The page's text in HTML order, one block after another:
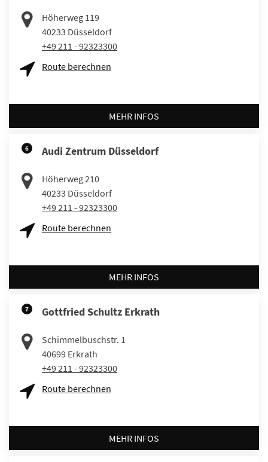
Höherweg 119
40233 Düsseldorf
+49 211 - 92323300
Route berechnen
MEHR INFOS
6 Audi Zentrum Düsseldorf
Höherweg 210
40233 Düsseldorf
+49 211 - 92323300
Route berechnen
MEHR INFOS
7 Gottfried Schultz Erkrath
Schimmelbuschstr. 1
40699 Erkrath
+49 211 - 92323300
Route berechnen
MEHR INFOS